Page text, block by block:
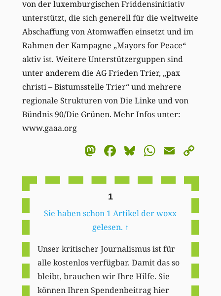
von der luxemburgischen Friddensinitiativ
unterstützt, die sich generell für die weltweite
Abschaffung von Atomwaffen einsetzt und im
Rahmen der Kampagne „Mayors for Peace“
aktiv ist. Weitere Unterstützerguppen sind
unter anderem die AG Frieden Trier, „pax
christi – Bistumsstelle Trier“ und mehrere
regionale Strukturen von Die Linke und von
Bündnis 90/Die Grünen. Mehr Infos unter:
www.gaaa.org
Mastodon
Facebook
BlueskyEmail
1
Sie haben schon 1 Artikel der woxx
gelesen. ↑
Unser kritischer Journalismus ist für
alle kostenlos verfügbar. Damit das so
bleibt, brauchen wir Ihre Hilfe. Sie
können Ihren Spendenbeitrag hier